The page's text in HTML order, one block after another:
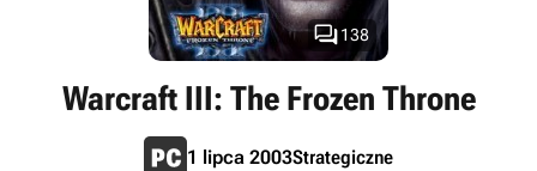
138
Warcraft III: The Frozen Throne
1 lipca 2003Strategiczne